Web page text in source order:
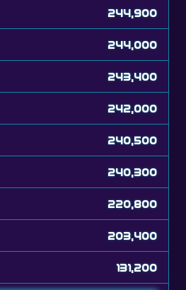
244,000
243,400
242,000
240,500
240,300
220,800
203,400
131,200